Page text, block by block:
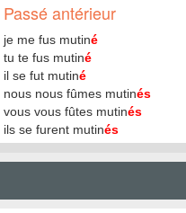
Passé antérieur
je me fus mutiné
tu te fus mutiné
il se fut mutiné
nous nous fûmes mutinés
vous vous fûtes mutinés
ils se furent mutinés